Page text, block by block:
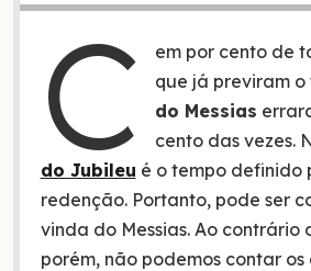
C
em por cento de
que já previram
do Messias
cento das vezes.
do Jubileu é o tempo definido
redenção. Portanto, pode ser
vinda do Messias. Ao contrário
porém, não podemos contar os